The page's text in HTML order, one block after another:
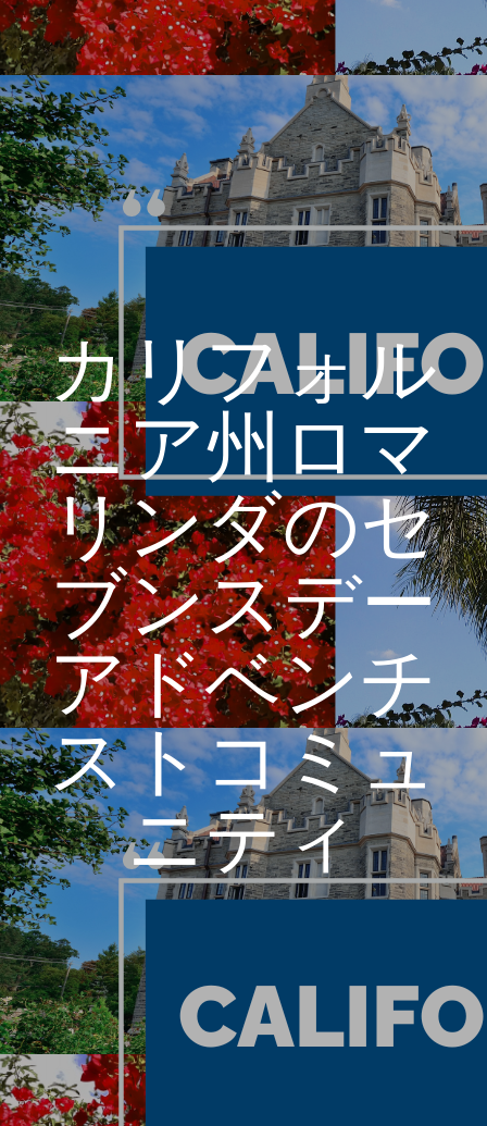
カリフォル
ニア州ロマ
リンダのセ
ブンスデー
アドベンチ
ストコミュ
ニティ